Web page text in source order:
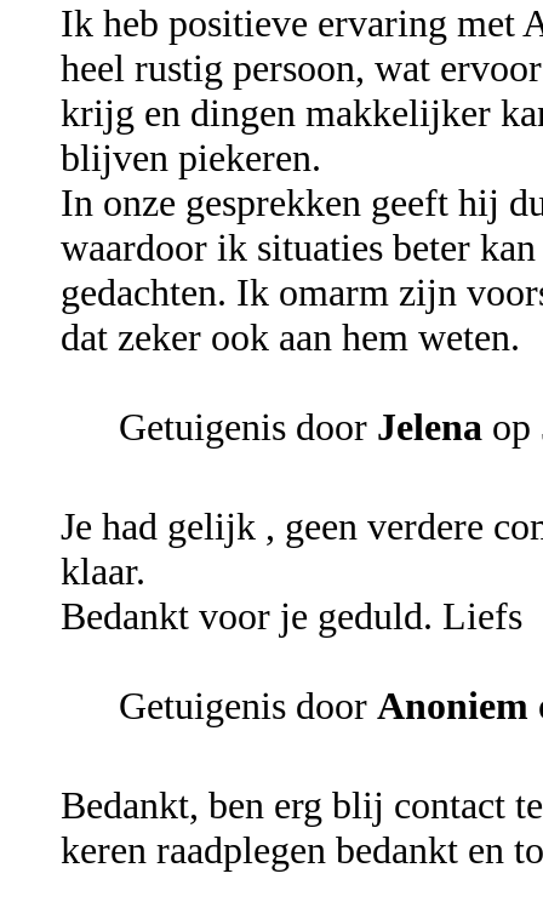
Ik heb positieve ervaring met
heel rustig persoon, wat
krijg en dingen makkelijker
blijven piekeren.
In onze gesprekken geeft hij
waardoor ik situaties beter
gedachten. Ik omarm zijn
dat zeker ook aan hem weten.
Getuigenis door Jelena op
Je had gelijk , geen verdere
klaar.
Bedankt voor je geduld. Liefs
Getuigenis door Anoniem
Bedankt, ben erg blij contact
keren raadplegen bedankt en